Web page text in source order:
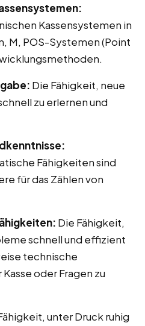
Kassensystemen in
M, POS-Systemen (Point
Die Fähigkeit, neue
zu erlernen und
Fähigkeiten sind
für das Zählen von
Die Fähigkeit,
schnell und effizient
technische
oder Fragen zu
unter Druck ruhig